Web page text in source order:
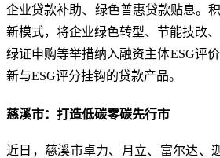
企业贷款补助、绿色普惠贷款贴息。
新模式，将企业绿色转型、节能技改
绿证申购等举措纳入融资主体ESG评
新与ESG评分挂钩的贷款产品。
慈溪市：打造低碳零碳先行市
近日，慈溪市卓力、月立、富尔达、